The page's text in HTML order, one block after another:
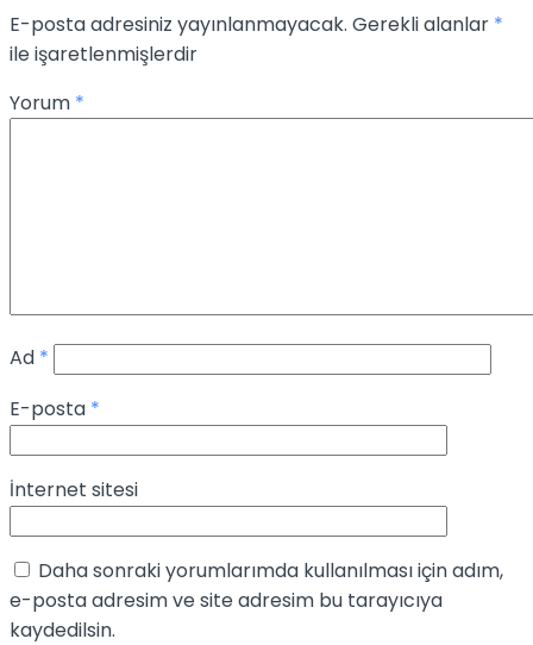
E-posta adresiniz yayınlanmayacak. Gerekli alanlar *
ile işaretlenmişlerdir
Yorum *
Ad *
E-posta *
İnternet sitesi
Daha sonraki yorumlarımda kullanılması için adım,
e-posta adresim ve site adresim bu tarayıcıya
kaydedilsin.